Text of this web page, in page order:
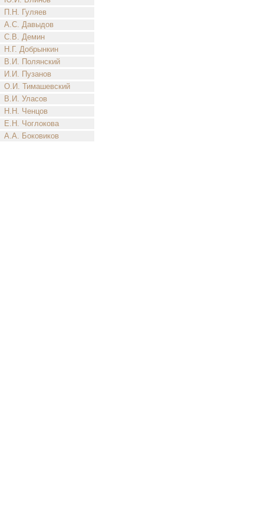
П.Н. Гуляев
А.С. Давыдов
С.В. Демин
Н.Г. Добрынкин
В.И. Полянский
И.И. Пузанов
О.И. Тимашевский
В.И. Уласов
Н.Н. Ченцов
Е.Н. Чоглокова
А.А. Боковиков